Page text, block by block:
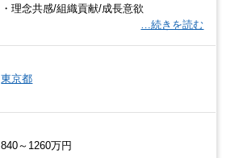
・理念共感/組織貢献/成長意欲
…続きを読む
東京都
840～1260万円